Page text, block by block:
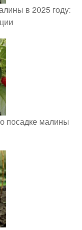
в 2025 году:
посадке малины